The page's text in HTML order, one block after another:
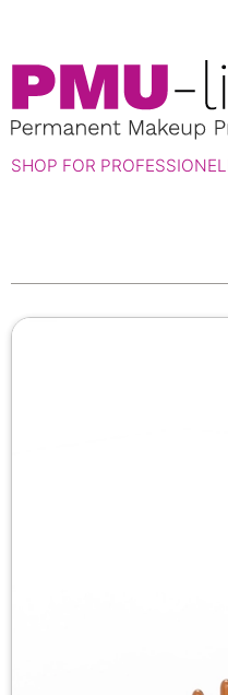
SHOP FOR